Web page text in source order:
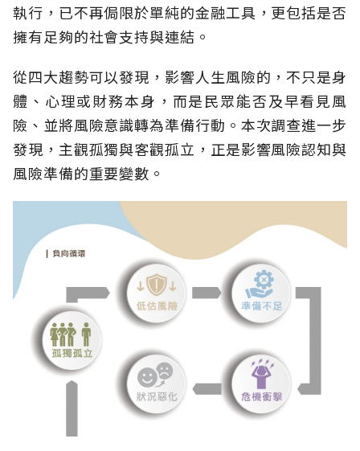
執行，已不再侷限於單純的金融工具，更包括是否
擁有足夠的社會支持與連結。
從四大趨勢可以發現，影響人生風險的，不只是身
體、心理或財務本身，而是民眾能否及早看見風
險、並將風險意識轉為準備行動。本次調查進一步
發現，主觀孤獨與客觀孤立，正是影響風險認知與
風險準備的重要變數。